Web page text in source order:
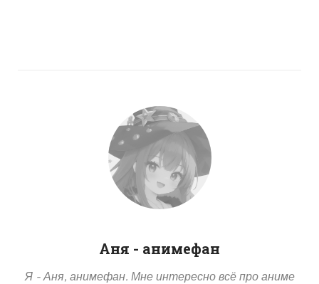
Аня - анимефан
Я - Аня, анимефан. Мне интересно всё про аниме